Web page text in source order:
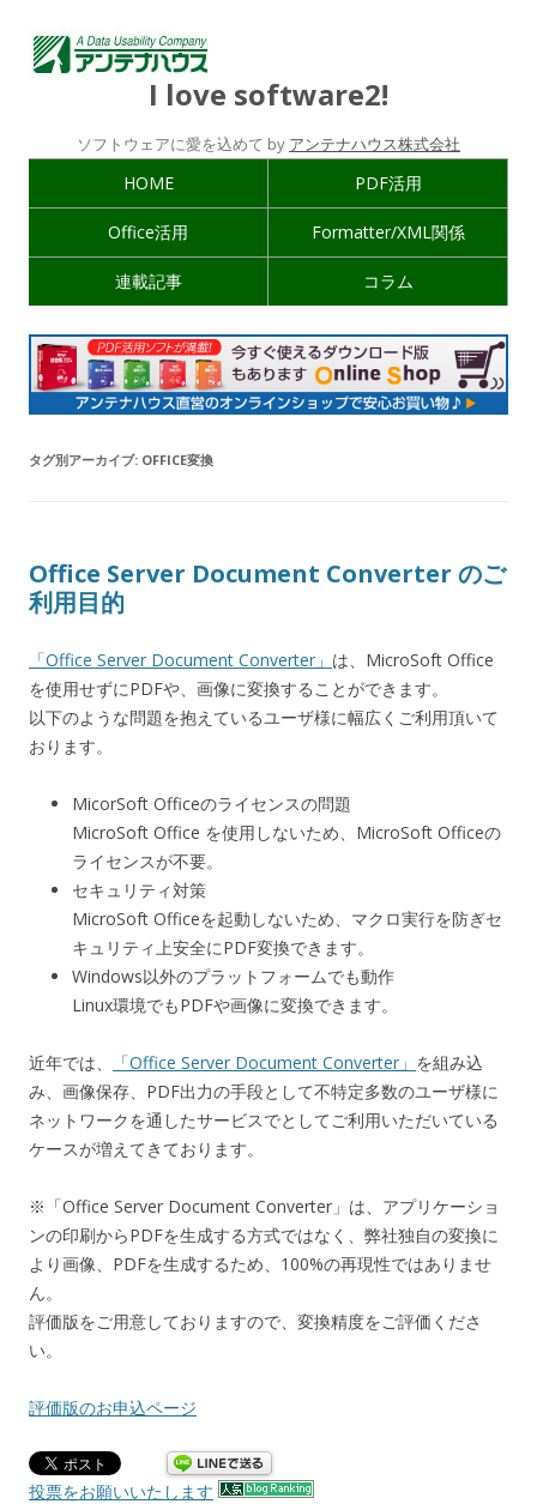
I love software2!
ソフトウェアに愛を込めて by アンテナハウス株式会社
HOME PDF活用
Office活用 Formatter/XML関係
連載記事 コラム
タグ別アーカイブ: OFFICE変換
Office Server Document Converter のご
利用目的
「Office Server Document Converter」 は、MicroSoft Office
を使用せずにPDFや、画像に変換することができます。
以下のような問題を抱えているユーザ様に幅広くご利用頂いて
おります。
MicorSoft Officeのライセンスの問題
MicroSoft Office を使用しないため、MicroSoft Officeの
ライセンスが不要。
セキュリティ対策
MicroSoft Officeを起動しないため、マクロ実行を防ぎセ
キュリティ上安全にPDF変換できます。
Windows以外のプラットフォームでも動作
Linux環境でもPDFや画像に変換できます。
近年では、 「Office Server Document Converter」 を組み込
み、画像保存、PDF出力の手段として不特定多数のユーザ様に
ネットワークを通したサービスでとしてご利用いただいている
ケースが増えてきております。
※「Office Server Document Converter」は、アプリケーショ
ンの印刷からPDFを生成する方式ではなく、弊社独自の変換に
より画像、PDFを生成するため、100%の再現性ではありませ
ん。
評価版をご用意しておりますので、変換精度をご評価くださ
い。
評価版のお申込ページ
投票をお願いいたします